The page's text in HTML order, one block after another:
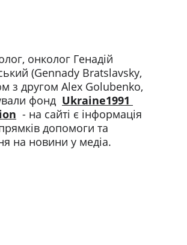
онколог Генадій
(Gennady Bratslavsky,
з другом Alex Golubenko,
фонд Ukraine1991
  - на сайті є інформація
допомоги та
на новини у медіа.